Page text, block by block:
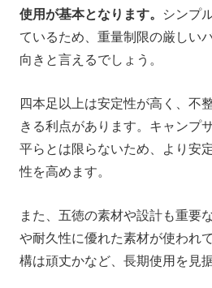
使用が基本となります。
シンプ
ているため、重量制限の厳しい
向きと言えるでしょう。
四本足以上は安定性が高く、不
きる利点があります。キャンプ
平らとは限らないため、より安
性を高めます。
また、五徳の素材や設計も重要
や耐久性に優れた素材が使われ
構は頑丈かなど、長期使用を見